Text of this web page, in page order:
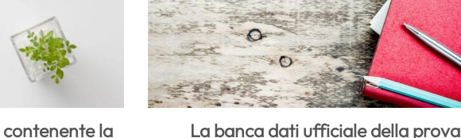
la
La banca dati ufficiale della prova